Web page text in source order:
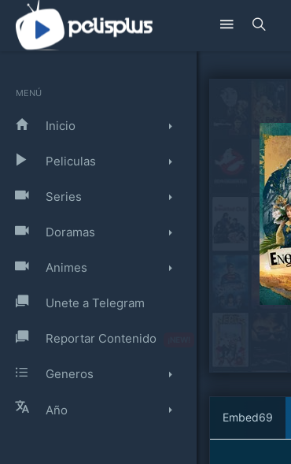
MENÚ
Inicio
Peliculas
Series
Doramas
Animes
Unete a Telegram
Reportar Contenido
Generos
Año Embed69